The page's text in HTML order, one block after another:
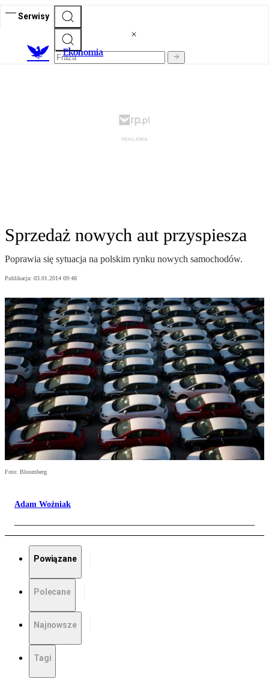
Serwisy
Ekonomia
Sprzedaż nowych aut przyspiesza
Poprawia się sytuacja na polskim rynku nowych samochodów.
Publikacja: 03.01.2014 09:48
Foto: Bloomberg
Adam Woźniak
Powiązane
Polecane
Najnowsze
Tagi